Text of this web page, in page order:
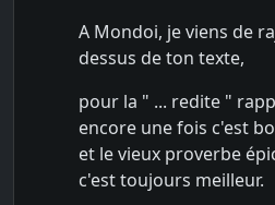
A Mondoi, je viens de
dessus de ton texte,
pour la " ... redite "
encore une fois c'est
et le vieux proverbe
c'est toujours meilleur.